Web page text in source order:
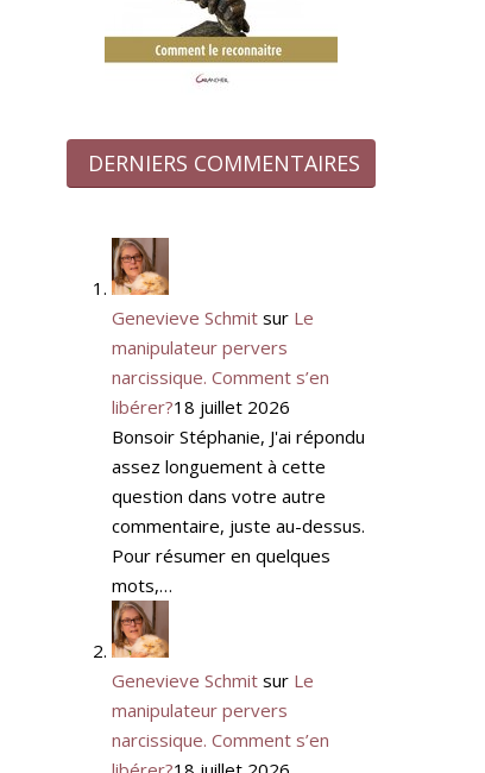
DERNIERS COMMENTAIRES
Genevieve Schmitsur Le
manipulateur pervers
narcissique. Comment s’en
libérer?18 juillet 2026
Bonsoir Stéphanie, J'ai répondu
assez longuement à cette
question dans votre autre
commentaire, juste au-dessus.
Pour résumer en quelques
mots,…
Genevieve Schmitsur Le
manipulateur pervers
narcissique. Comment s’en